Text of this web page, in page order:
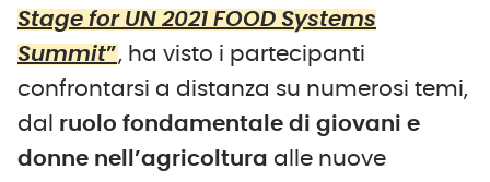
Stage for UN 2021 FOOD Systems
Summit”, ha visto i partecipanti
confrontarsi a distanza su numerosi temi,
dal ruolo fondamentale di giovani e
donne nell’agricoltura alle nuove